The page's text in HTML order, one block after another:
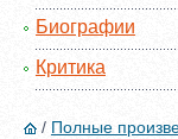
Биографии
Критика
/ Полные